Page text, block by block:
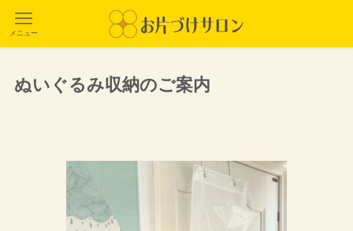
メニュー
ぬいぐるみ収納のご案内